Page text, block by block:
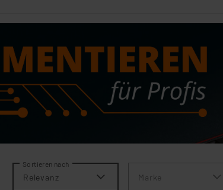
Sortieren nach
Relevanz Marke